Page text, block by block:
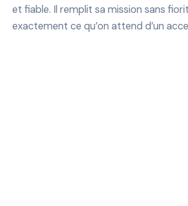
et fiable. Il remplit sa mission sans
exactement ce qu’on attend d’un